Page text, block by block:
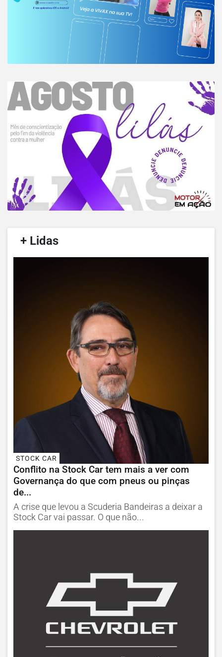
+ Lidas
STOCK CAR
Conflito na Stock Car tem mais a ver com
Governança do que com pneus ou pinças
de...
A crise que levou a Scuderia Bandeiras a deixar a
Stock Car vai passar. O que não...